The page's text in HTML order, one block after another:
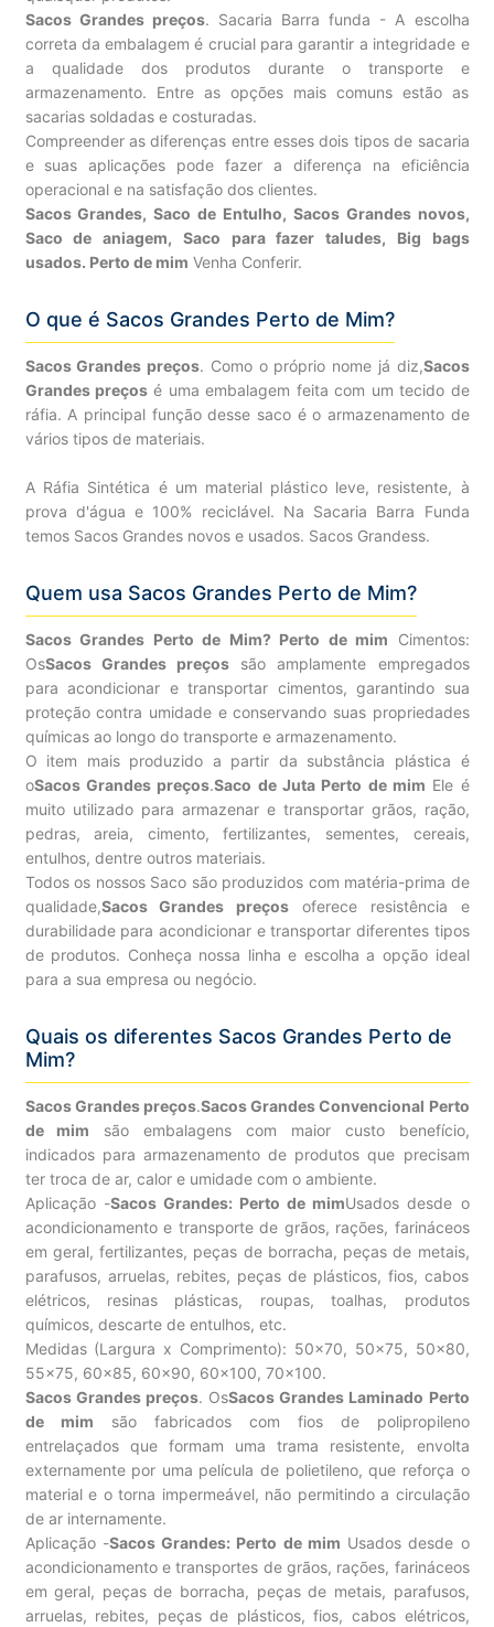
Sacos Grandes preços. Sacaria Barra funda - A escolha
correta da embalagem é crucial para garantir a integridade e
a qualidade dos produtos durante o transporte e
armazenamento. Entre as opções mais comuns estão as
sacarias soldadas e costuradas.
Compreender as diferenças entre esses dois tipos de sacaria
e suas aplicações pode fazer a diferença na eficiência
operacional e na satisfação dos clientes.
Sacos Grandes, Saco de Entulho, Sacos Grandes novos,
Saco de aniagem, Saco para fazer taludes, Big bags
usados. Perto de mim Venha Conferir.
O que é Sacos Grandes Perto de Mim?
Sacos Grandes preços. Como o próprio nome já diz,Sacos
Grandes preçosé uma embalagem feita com um tecido de
ráfia. A principal função desse saco é o armazenamento de
vários tipos de materiais.
A Ráfia Sintética é um material plástico leve, resistente, à
prova d'água e 100% reciclável. Na Sacaria Barra Funda
temos Sacos Grandes novos e usados. Sacos Grandess.
Quem usa Sacos Grandes Perto de Mim?
Sacos Grandes Perto de Mim? Perto de mim Cimentos:
OsSacos Grandes preçossão amplamente empregados
para acondicionar e transportar cimentos, garantindo sua
proteção contra umidade e conservando suas propriedades
químicas ao longo do transporte e armazenamento.
O item mais produzido a partir da substância plástica é
oSacos Grandes preços.Saco de Juta Perto de mim Ele é
muito utilizado para armazenar e transportar grãos, ração,
pedras, areia, cimento, fertilizantes, sementes, cereais,
entulhos, dentre outros materiais.
Todos os nossos Saco são produzidos com matéria-prima de
qualidade,Sacos Grandes preços oferece resistência e
durabilidade para acondicionar e transportar diferentes tipos
de produtos. Conheça nossa linha e escolha a opção ideal
para a sua empresa ou negócio.
Quais os diferentes Sacos Grandes Perto de
Mim?
Sacos Grandes preços.Sacos Grandes Convencional Perto
de mim são embalagens com maior custo benefício,
indicados para armazenamento de produtos que precisam
ter troca de ar, calor e umidade com o ambiente.
Aplicação -Sacos Grandes: Perto de mimUsados desde o
acondicionamento e transporte de grãos, rações, farináceos
em geral, fertilizantes, peças de borracha, peças de metais,
parafusos, arruelas, rebites, peças de plásticos, fios, cabos
elétricos, resinas plásticas, roupas, toalhas, produtos
químicos, descarte de entulhos, etc.
Medidas (Largura x Comprimento): 50×70, 50×75, 50×80,
55×75, 60×85, 60×90, 60×100, 70×100.
Sacos Grandes preços. OsSacos Grandes Laminado Perto
de mim são fabricados com fios de polipropileno
entrelaçados que formam uma trama resistente, envolta
externamente por uma película de polietileno, que reforça o
material e o torna impermeável, não permitindo a circulação
de ar internamente.
Aplicação -Sacos Grandes: Perto de mim Usados desde o
acondicionamento e transportes de grãos, rações, farináceos
em geral, peças de borracha, peças de metais, parafusos,
arruelas, rebites, peças de plásticos, fios, cabos elétricos,